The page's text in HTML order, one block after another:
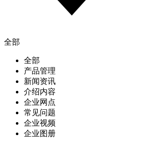
全部
全部
产品管理
新闻资讯
介绍内容
企业网点
常见问题
企业视频
企业图册